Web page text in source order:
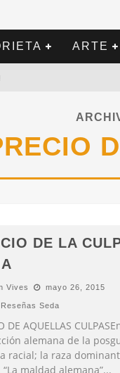
ARTE
DE LA
Vives mayo 26, 2015
Reseñas Seda
DE AQUELLAS
alemana de la
racial; la raza
maldad alemana”...